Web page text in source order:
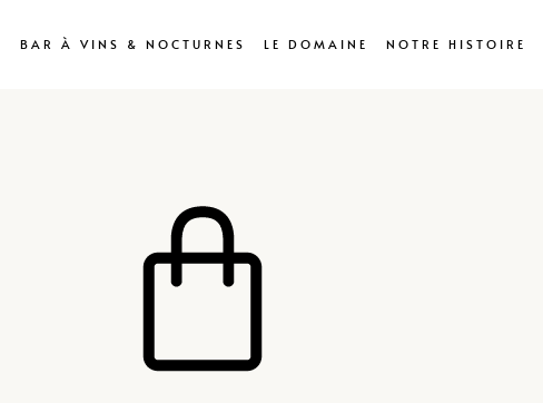
BAR À VINS & NOCTURNES LE DOMAINE NOTRE HISTOIRE